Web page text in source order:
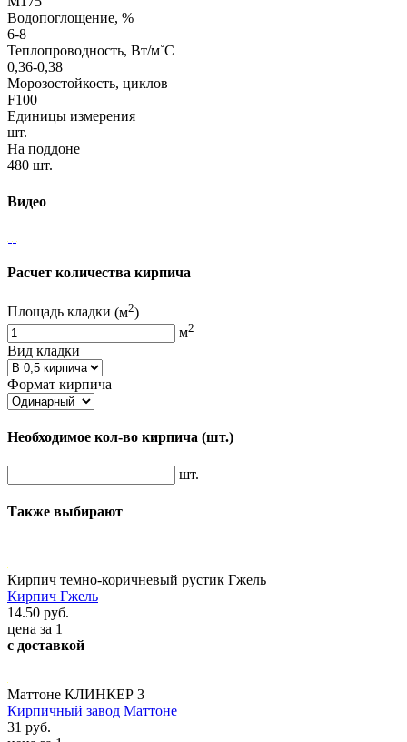
Водопоглощение, %
6-8
Теплопроводность, Вт/м˚С
0,36-0,38
Морозостойкость, циклов
F100
Единицы измерения
шт.
На поддоне
480 шт.
Видео
Расчет количества кирпича
Площадь кладки (м2)
м2
Вид кладки
Формат кирпича
Необходимое кол-во кирпича (шт.)
шт.
Также выбирают
Кирпич темно-коричневый рустик Гжель
Кирпич Гжель
14.50 руб.
цена за 1
с доставкой
Маттоне КЛИНКЕР 3
Кирпичный завод Маттоне
31 руб.